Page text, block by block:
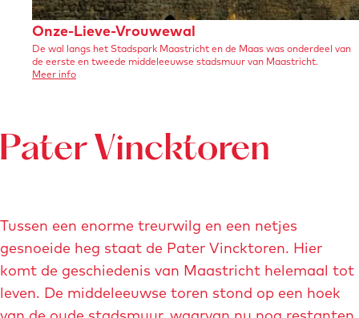
f
s
t
t
-
z
w
a
n
p
m
e
e
r
o
t
e
a
p
m
e
e
r
o
t
e
a
Onze-Lieve-Vrouwewal
De wal langs het Stadspark Maastricht en de Maas was onderdeel van
de eerste en tweede middeleeuwse stadsmuur van Maastricht.
Meer infoo
z
e
v
e
-
V
r
o
O
n
z
L
i
e
-
V
r
Vincktoren
Tussen een enorme treurwilg en een netjes
gesnoeide heg staat de Pater Vincktoren. Hier
komt de geschiedenis van Maastricht helemaal tot
leven. De middeleeuwse toren stond op een hoek